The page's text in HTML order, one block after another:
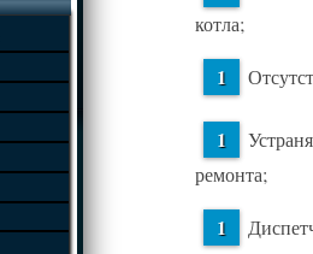
котла;
ремонта;